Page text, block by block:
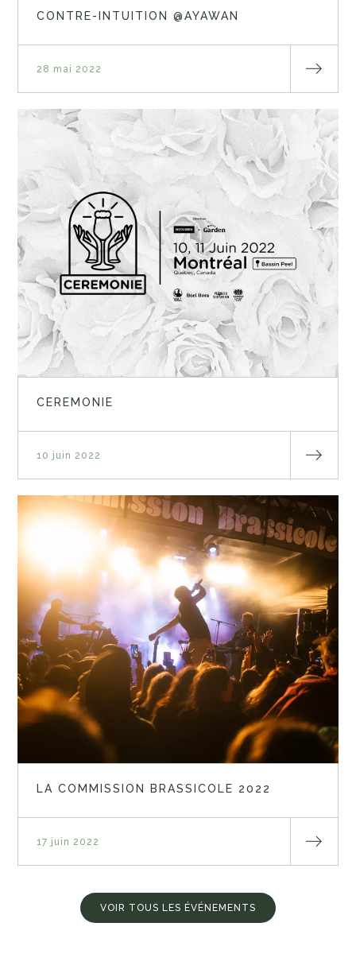
CONTRE-INTUITION @AYAWAN
28 mai 2022
CEREMONIE
10 juin 2022
LA COMMISSION BRASSICOLE 2022
17 juin 2022
VOIR TOUS LES ÉVÉNEMENTS